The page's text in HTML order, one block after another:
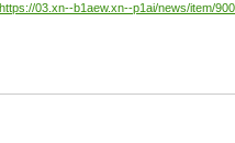
https://03.xn--b1aew.xn--p1ai/news/item/